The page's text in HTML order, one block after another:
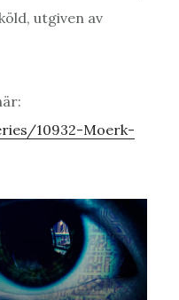
utgiven av
10932-Moerk-